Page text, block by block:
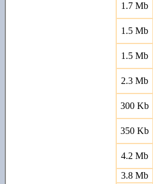
1.7 Mb
1.5 Mb
1.5 Mb
2.3 Mb
300 Kb
350 Kb
4.2 Mb
3.8 Mb